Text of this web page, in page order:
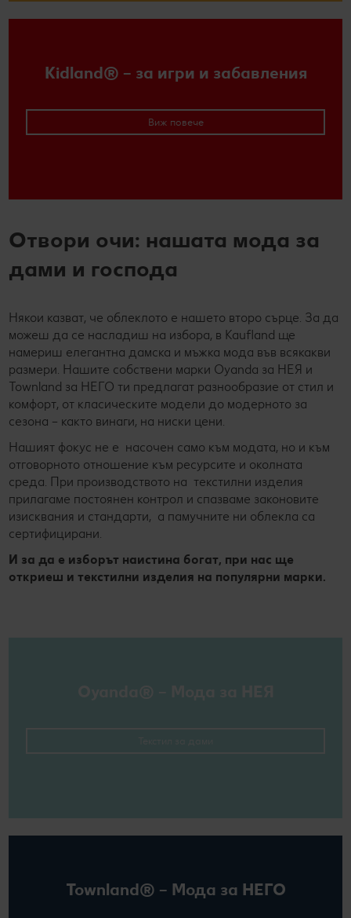
Kidland® – за игри и забавления
Виж повече
Отвори очи: нашата мода за
дами и господа
Някои казват, че облеклото е нашето второ сърце. За да
можеш да се насладиш на избора, в Kaufland ще
намериш елегантна дамска и мъжка мода във всякакви
размери. Нашите собствени марки Oyanda за НЕЯ и
Townland за НЕГО ти предлагат разнообразие от стил и
комфорт, от класическите модели до модерното за
сезона – както винаги, на ниски цени.
Нашият фокус не е насочен само към модата, но и към
отговорното отношение към ресурсите и околната
среда. При производството на текстилни изделия
прилагаме постоянен контрол и спазваме законовите
изисквания и стандарти, а памучните ни облекла са
сертифицирани.
И за да е изборът наистина богат, при нас ще
откриеш и текстилни изделия на популярни марки.
Townland® – Мода за НЕГО